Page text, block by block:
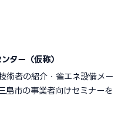
ター（仮称）
術者の紹介・省エネ設備メー
島市の事業者向けセミナーを